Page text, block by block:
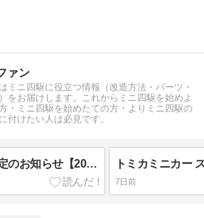
ァン
ミニ四駆に役立つ情報（改造方法・パーツ・
をお届けします。これからミニ四駆を始めよ
・ミニ四駆を始めたての方・よりミニ四駆の
付けたい人は必見です。
ミニ四駆製品 価格改定のお知らせ【2026年7月発表】<タミヤ・TAMIYA＞
7日前